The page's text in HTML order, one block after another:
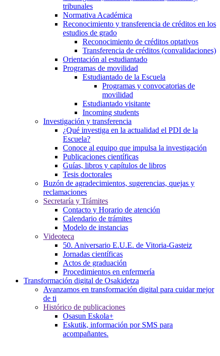
tribunales
Normativa Académica
Reconocimiento y transferencia de créditos en los
estudios de grado
Reconocimiento de créditos optativos
Transferencia de créditos (convalidaciones)
Orientación al estudiantado
Programas de movilidad
Estudiantado de la Escuela
Programas y convocatorias de
movilidad
Estudiantado visitante
Incoming students
Investigación y transferencia
¿Qué investiga en la actualidad el PDI de la
Escuela?
Conoce al equipo que impulsa la investigación
Publicaciones científicas
Guías, libros y capítulos de libros
Tesis doctorales
Buzón de agradecimientos, sugerencias, quejas y
reclamaciones
Secretaría y Trámites
Contacto y Horario de atención
Calendario de trámites
Modelo de instancias
Videoteca
50. Aniversario E.U.E. de Vitoria-Gasteiz
Jornadas científicas
Actos de graduación
Procedimientos en enfermería
Transformación digital de Osakidetza
Avanzamos en transformación digital para cuidar mejor
de ti
Histórico de publicaciones
Osasun Eskola+
Eskutik, información por SMS para
acompañantes.